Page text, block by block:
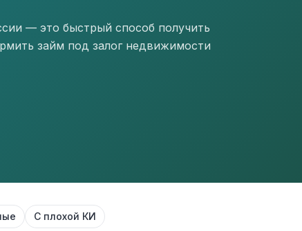
— это быстрый способ получить
займ под залог недвижимости
С плохой КИ